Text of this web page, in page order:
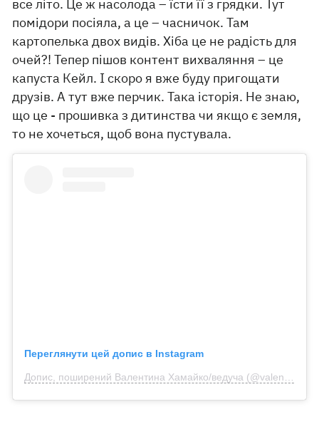
все літо. Це ж насолода – їсти її з грядки. Тут
помідори посіяла, а це – часничок. Там
картопелька двох видів. Хіба це не радість для
очей?! Тепер пішов контент вихваляння – це
капуста Кейл. І скоро я вже буду пригощати
друзів. А тут вже перчик. Така історія. Не знаю,
що це - прошивка з дитинства чи якщо є земля,
то не хочеться, щоб вона пустувала.
Переглянути цей допис в Instagram